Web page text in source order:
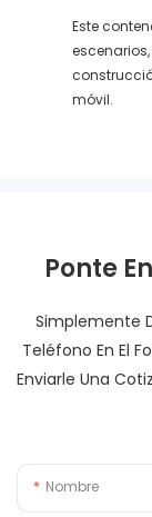
Este
móvil.
Ponte
Simplemente
Teléfono En El
Enviarle Una
Nombre